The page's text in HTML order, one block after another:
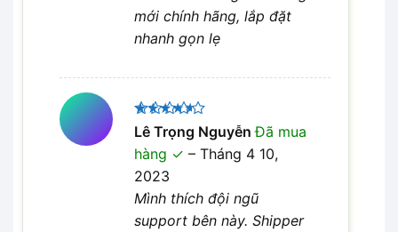
mới chính hãng, lắp đặt
nhanh gọn lẹ
Được
xếp hạng
45 sao
Lê Trọng NguyễnĐã mua
hàng
– Tháng 4 10,
2023
Mình thích đội ngũ
support bên này. Shipper